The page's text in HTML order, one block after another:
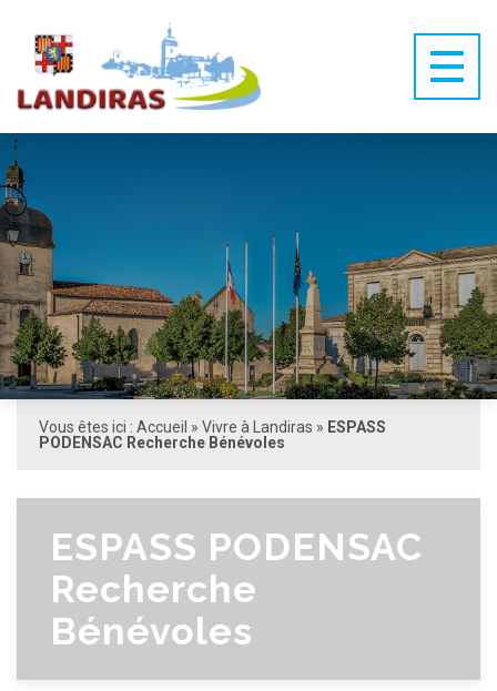
Vous êtes ici : Accueil » Vivre à Landiras » ESPASS
PODENSAC Recherche Bénévoles
ESPASS PODENSAC
Recherche
Bénévoles